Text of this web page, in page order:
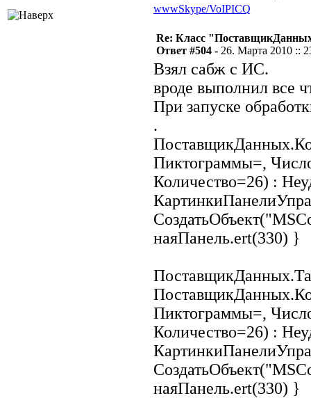
wwwSkype/VoIPICQ
Re: Класс
Ответ #504 - 26. Марта 2010 ::
Взял сабж с ИС.
вроде выполнил все
При запуске
.
Пиктограммы=,
Количество=26) :
наяПанель.ert(330) }
Пиктограммы=,
Количество=26) :
наяПанель.ert(330) }